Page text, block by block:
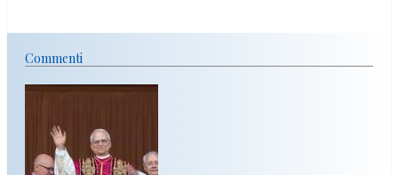
Commenti